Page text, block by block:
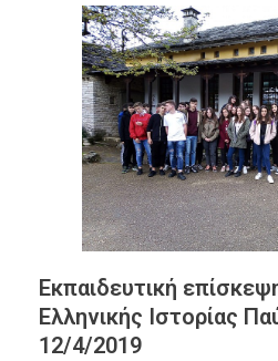
Εκπαιδευτική
Ελληνικής Ιστορίας
12/4/2019